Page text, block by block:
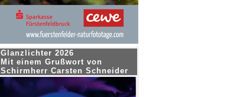
Glanzlichter 2026
Mit einem Grußwort von
Schirmherr Carsten Schneider